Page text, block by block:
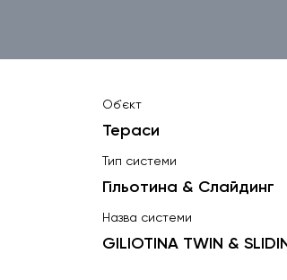
Об`єкт
Тераси
Тип системи
Гільотина & Слайдинг
Назва системи
GILIOTINA TWIN &